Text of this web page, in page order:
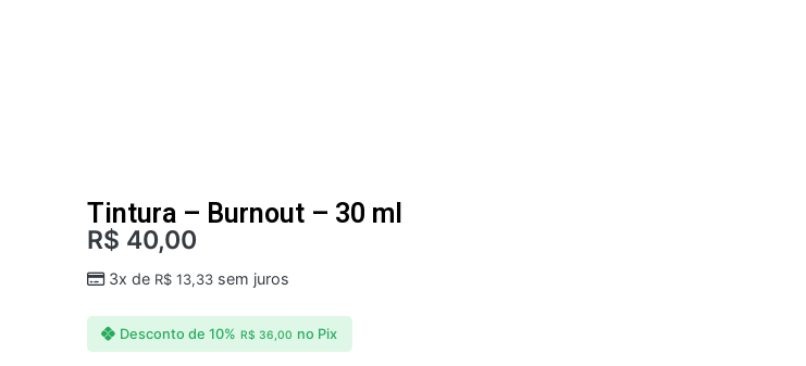
Tintura – Burnout – 30 ml
R$ 40,00
3x de R$13,33sem juros
Desconto de 10% R$ 36,00 no Pix